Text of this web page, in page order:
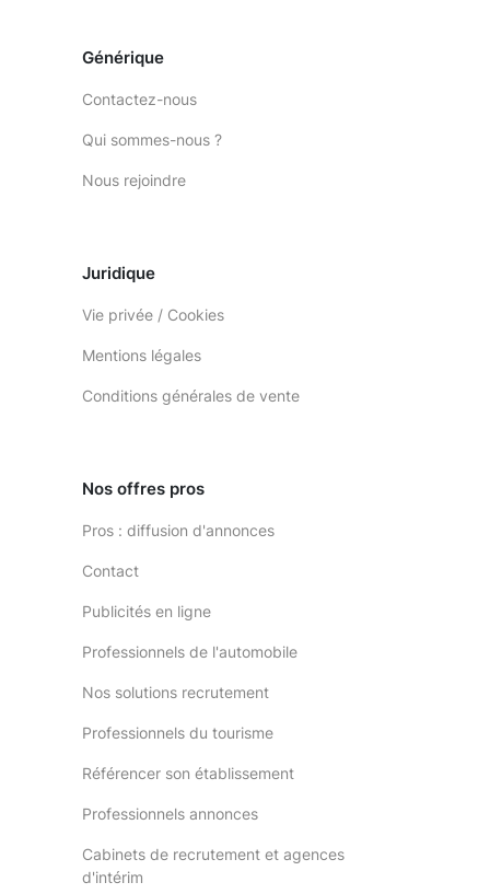
Générique
Contactez-nous
Qui sommes-nous ?
Nous rejoindre
Juridique
Vie privée / Cookies
Mentions légales
Conditions générales de vente
Nos offres pros
Pros : diffusion d'annonces
Contact
Publicités en ligne
Professionnels de l'automobile
Nos solutions recrutement
Professionnels du tourisme
Référencer son établissement
Professionnels annonces
Cabinets de recrutement et agences
d'intérim